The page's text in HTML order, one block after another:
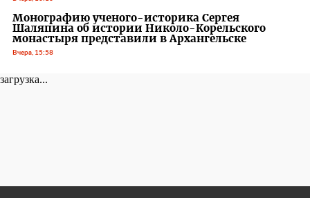
Монографию ученого-историка Сергея
Шаляпина об истории Николо-Корельского
монастыря представили в Архангельске
Вчера, 15:58
загрузка...